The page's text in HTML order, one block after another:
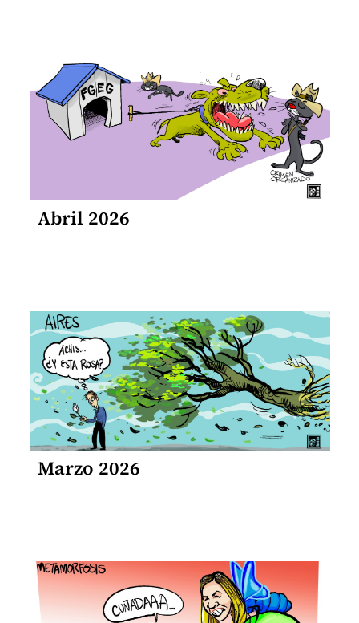
Abril 2026
Marzo 2026